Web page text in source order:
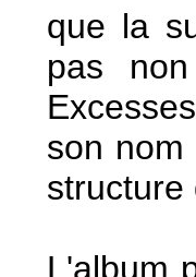
que la
pas
son nom
structure
L'album